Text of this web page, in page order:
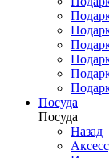
Посуда
Посуда
Назад